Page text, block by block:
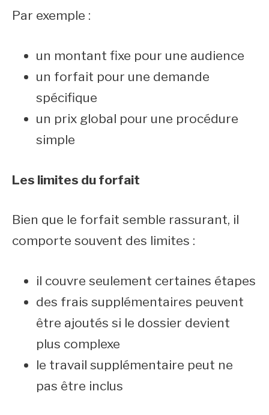
Par exemple :
un montant fixe pour une audience
un forfait pour une demande
spécifique
un prix global pour une procédure
simple
Les limites du forfait
Bien que le forfait semble rassurant, il
comporte souvent des limites :
il couvre seulement certaines étapes
des frais supplémentaires peuvent
être ajoutés si le dossier devient
plus complexe
le travail supplémentaire peut ne
pas être inclus